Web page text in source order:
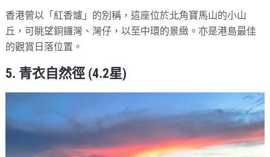
香港曾以「紅香爐」的別稱，這座位於北角寶馬山的小山
丘，可眺望銅鑼灣、灣仔，以至中環的景緻。亦是港島最佳
的觀賞日落位置。
5. 青衣自然徑 (4.2星)